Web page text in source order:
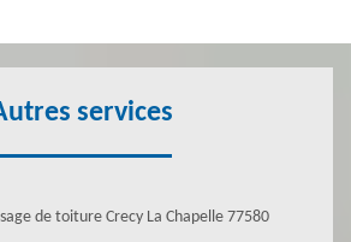
services
de toiture Crecy La Chapelle 77580